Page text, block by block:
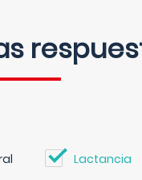
Lactancia